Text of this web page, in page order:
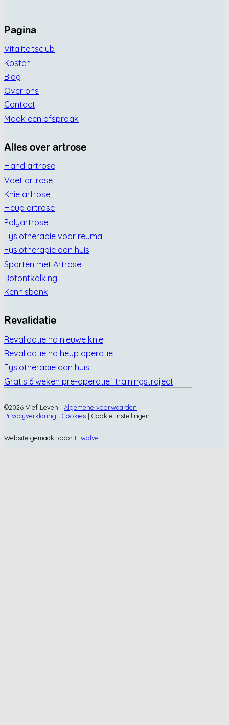
Pagina
Vitaliteitsclub
Kosten
Blog
Over ons
Contact
Maak een afspraak
Alles over artrose
Hand artrose
Voet artrose
Knie artrose
Heup artrose
Polyartrose
Fysiotherapie voor reuma
Fysiotherapie aan huis
Sporten met Artrose
Botontkalking
Kennisbank
Revalidatie
Revalidatie na nieuwe knie
Revalidatie na heup operatie
Fysiotherapie aan huis
Gratis 6 weken pre-operatief trainingstraject
©2026 Vief Leven | Algemene voorwaarden |
Privacyverklaring | Cookies | Cookie-instellingen
Website gemaakt door E-wolve